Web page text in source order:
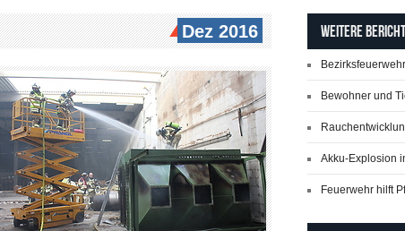
Dez 2016 Weitere
Bewohner und
Akku-Explosion
Feuerwehr hilft